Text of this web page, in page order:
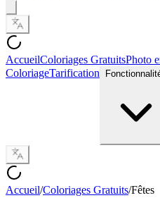
AccueilColoriages GratuitsPhoto
ColoriageTarification
Accueil/Coloriages Gratuits/Fêtes